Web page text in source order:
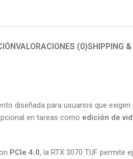
VALORACIONES (0)SHIPPING
diseñada para usuarios que
en tareas como edición de
PCIe 4.0, la RTX 3070 TUF permite